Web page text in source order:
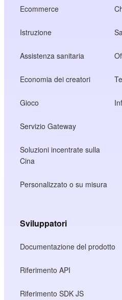
Ecommerce
Istruzione
Assistenza sanitaria
Economia dei creatori
Gioco
Servizio Gateway
Soluzioni incentrate sulla
Cina
Personalizzato o su misura
Sviluppatori
Documentazione del prodotto
Riferimento API
Riferimento SDK JS